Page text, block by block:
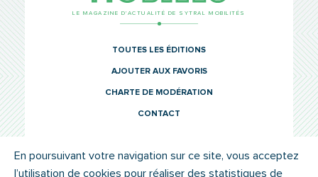
LE MAGAZINE D’ACTUALITÉ DE SYTRAL MOBILITÉS
TOUTES LES ÉDITIONS
AJOUTER AUX FAVORIS
CHARTE DE MODÉRATION
CONTACT
En poursuivant votre navigation sur ce site, vous acceptez
l’utilisation de cookies pour réaliser des statistiques de